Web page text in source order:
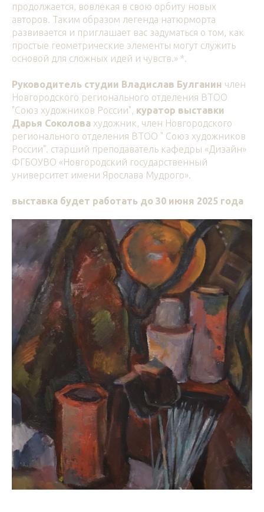
продолжается, вовлекая в свою орбиту новых
авторов. Таким образом легенда натюрморта
развивается и приглашает вас задуматься о том, как
простые геометрические элементы могут служить
основой для сложных идей и чувств.» *.
Руководитель студии Владислав Булганин член
Новгородского регионального отделения ВТОО
"Союз художников России", куратор выставки
Дарья Соколова художник, член Новгородского
регионального отделения ВТОО " Союз художников
России". старший преподаватель кафедры «Дизайн»
ФГБОУВО «Новгородский государственный
университет имени Ярослава Мудрого».
выставка будет работать до 30 июня 2025 года